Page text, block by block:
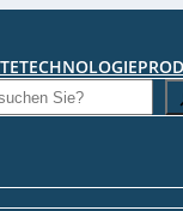
TECHNOLOGIE